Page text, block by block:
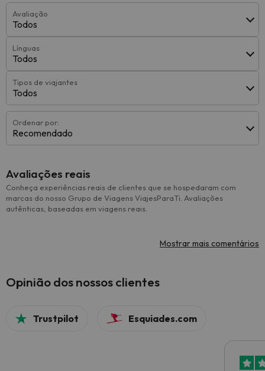
Avaliação
Todos
Línguas
Todos
Tipos de viajantes
Todos
Ordenar por:
Recomendado
Avaliações reais
Conheça experiências reais de clientes que se hospedaram com
marcas do nosso Grupo de Viagens ViajesParaTi. Avaliações
autênticas, baseadas em viagens reais.
Mostrar mais comentários
Opinião dos nossos clientes
Trustpilot Esquiades.com